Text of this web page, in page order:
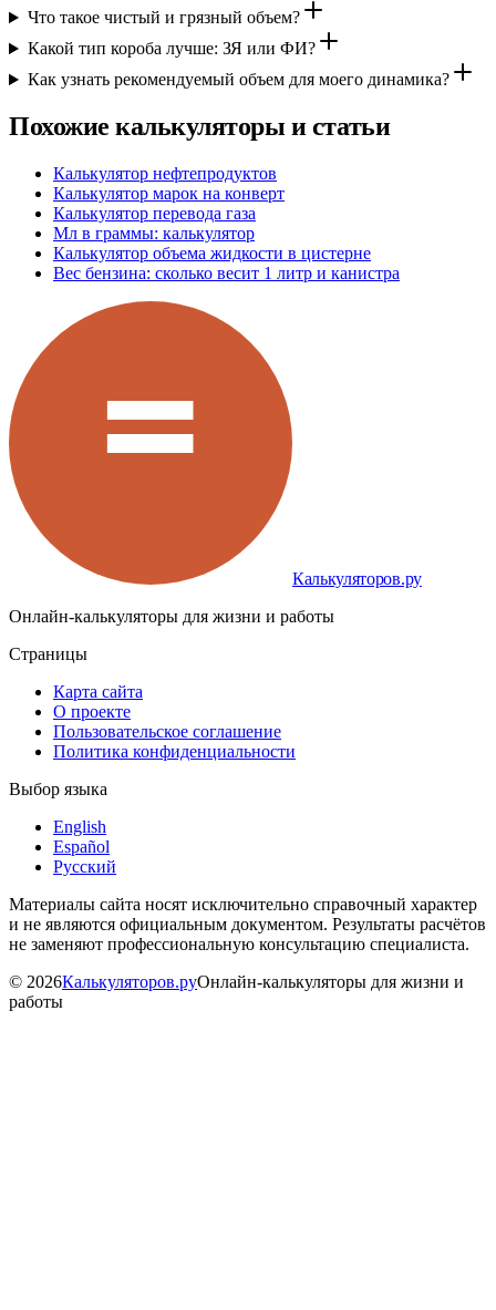
Что такое чистый и грязный объем?
Какой тип короба лучше: ЗЯ или ФИ?
Как узнать рекомендуемый объем для моего динамика?
Похожие калькуляторы и статьи
Калькулятор нефтепродуктов
Калькулятор марок на конверт
Калькулятор перевода газа
Мл в граммы: калькулятор
Калькулятор объема жидкости в цистерне
Вес бензина: сколько весит 1 литр и канистра
Калькуляторов.ру
Онлайн-калькуляторы для жизни и работы
Страницы
Карта сайта
О проекте
Пользовательское соглашение
Политика конфиденциальности
Выбор языка
English
Español
Русский
Материалы сайта носят исключительно справочный характер
и не являются официальным документом. Результаты расчётов
не заменяют профессиональную консультацию специалиста.
© 2026Калькуляторов.руОнлайн-калькуляторы для жизни и
работы